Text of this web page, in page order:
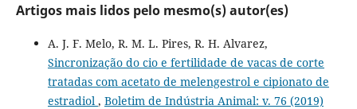
Artigos mais lidos pelo mesmo(s) autor(es)
A. J. F. Melo, R. M. L. Pires, R. H. Alvarez,
Sincronização do cio e fertilidade de vacas de corte
tratadas com acetato de melengestrol e cipionato de
estradiol , Boletim de Indústria Animal: v. 76 (2019)